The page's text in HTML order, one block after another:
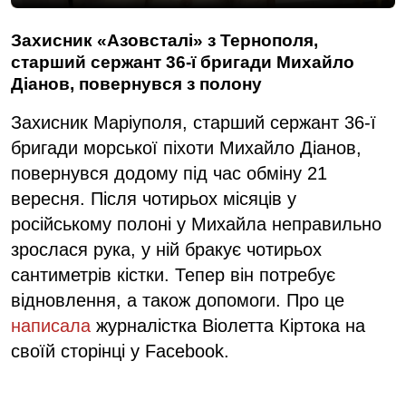
Захисник «Азовсталі» з Тернополя,
старший сержант 36-ї бригади Михайло
Діанов, повернувся з полону
Захисник Маріуполя, старший сержант 36-ї
бригади морської піхоти Михайло Діанов,
повернувся додому під час обміну 21
вересня. Після чотирьох місяців у
російському полоні у Михайла неправильно
зрослася рука, у ній бракує чотирьох
сантиметрів кістки. Тепер він потребує
відновлення, а також допомоги. Про це
написала журналістка Віолетта Кіртока на
своїй сторінці у Facebook.